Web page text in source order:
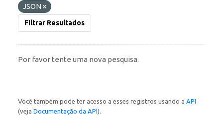
JSON
Filtrar Resultados
Por favor tente uma nova pesquisa.
Você também pode ter acesso a esses registros usando a API
(veja Documentação da API).